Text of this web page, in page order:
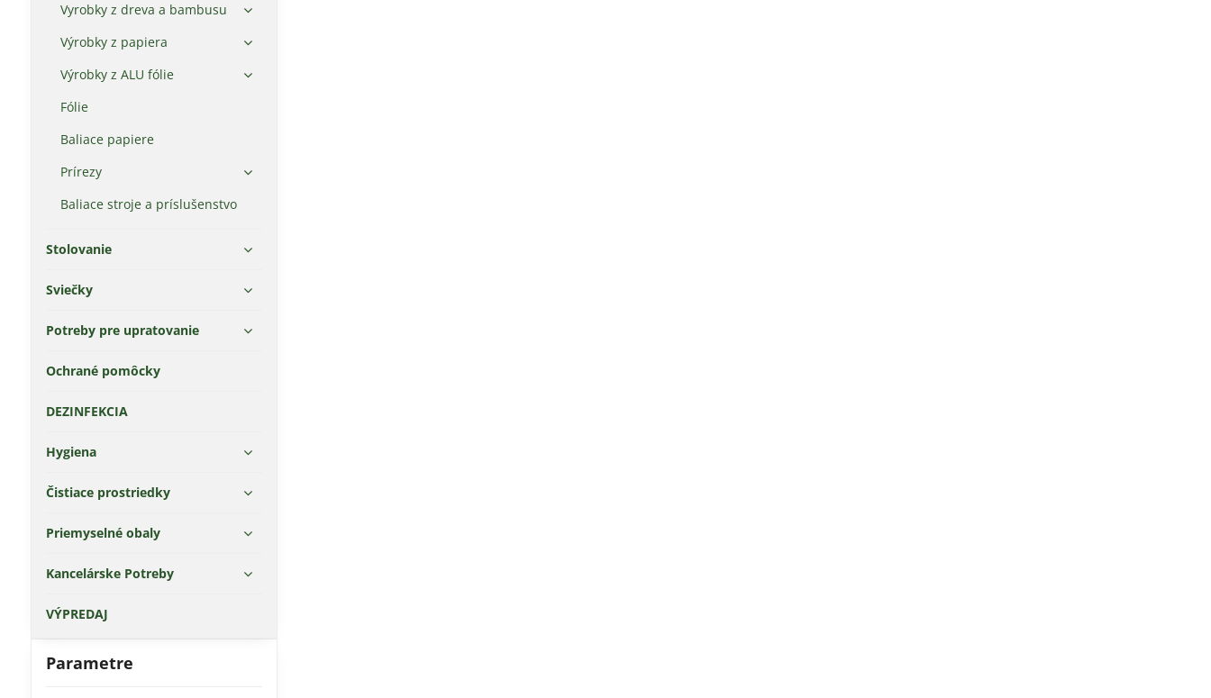
Parametre
Vyrobky z dreva a bambusu
Výrobky z papiera
Výrobky z ALU fólie
Fólie
Baliace papiere
Prírezy
Baliace stroje a príslušenstvo
Stolovanie
Sviečky
Potreby pre upratovanie
Ochrané pomôcky
DEZINFEKCIA
Hygiena
Čistiace prostriedky
Priemyselné obaly
Kancelárske Potreby
VÝPREDAJ